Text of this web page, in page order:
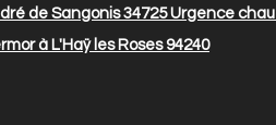
de Sangonis 34725Urgence
à L'Haÿ les Roses 94240